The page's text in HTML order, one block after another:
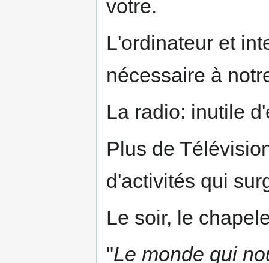
votre.
L'ordinateur et
nécessaire à
La radio: inutile
Plus de
d'activités qui
Le soir, le
"Le monde qui